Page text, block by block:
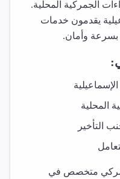
الجمركية المحلية.
يقدمون خدمات
بسرعة وأمان.
الإسماعيلية
المحلية
التأخير
متخصص في